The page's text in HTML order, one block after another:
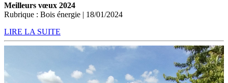
Meilleurs vœux 2024
Rubrique : Bois énergie | 18/01/2024
LIRE LA SUITE